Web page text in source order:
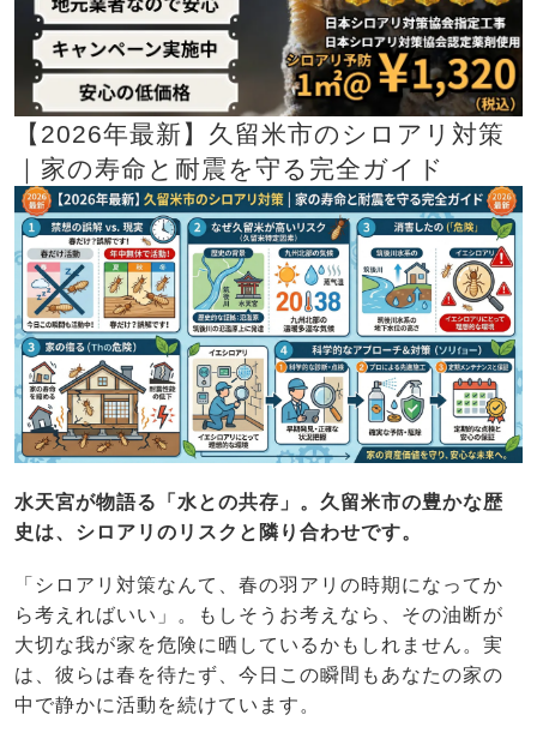
【2026年最新】久留米市のシロアリ対策
｜家の寿命と耐震を守る完全ガイド
水天宮が物語る「水との共存」。久留米市の豊かな歴
史は、シロアリのリスクと隣り合わせです。
「シロアリ対策なんて、春の羽アリの時期になってか
ら考えればいい」。もしそうお考えなら、その油断が
大切な我が家を危険に晒しているかもしれません。実
は、彼らは春を待たず、今日この瞬間もあなたの家の
中で静かに活動を続けています。